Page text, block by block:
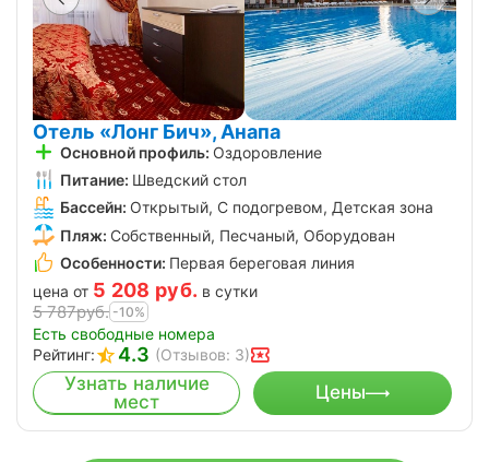
Отель «Лонг Бич», Анапа
Основной профиль: Оздоровление
Питание: Шведский стол
Бассейн: Открытый, С подогревом, Детская зона
Пляж: Собственный, Песчаный, Оборудован
Особенности: Первая береговая линия
цена от 5 208 руб. в сутки
5 787руб. -10%
Есть свободные номера
Рейтинг:
4.3 (Отзывов: 3)
Узнать наличие
мест
Цены